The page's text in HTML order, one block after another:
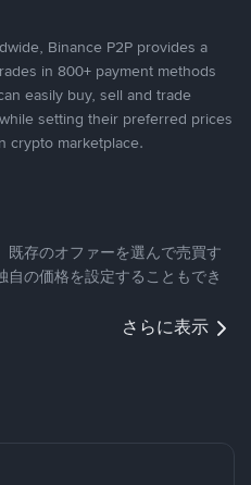
Binance P2P provides a
in 800+ payment methods
easily buy, sell and trade
setting their preferred prices
crypto marketplace.
存のオファーを選んで売買す
の価格を設定することもでき
さらに表示